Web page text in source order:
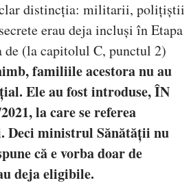
distincția: militarii, polițiștii
erau deja incluși în Etapa
(la capitolul C, punctul 2)
familiile acestora nu au
Ele au fost introduse, ÎN
la care se referea
Deci ministrul Sănătății nu
că e vorba doar de
deja eligibile.